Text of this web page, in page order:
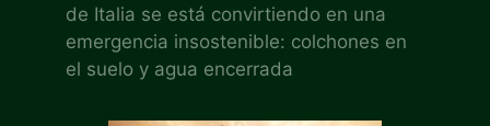
de Italia se está convirtiendo en una
emergencia insostenible: colchones en
el suelo y agua encerrada